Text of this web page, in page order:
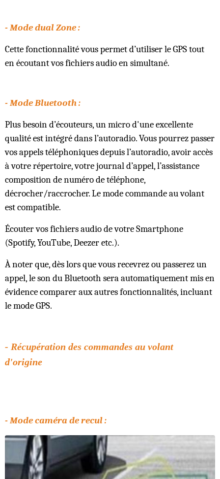
- Mode dual Zone :
Cette fonctionnalité vous permet d’utiliser le GPS tout
en écoutant vos fichiers audio en simultané.
- Mode Bluetooth :
Plus besoin d’écouteurs, un micro d'une excellente
qualité est intégré dans l’autoradio. Vous pourrez passer
vos appels téléphoniques depuis l’autoradio, avoir accès
à votre répertoire, votre journal d’appel, l’assistance
composition de numéro de téléphone,
décrocher/raccrocher. Le mode commande au volant
est compatible.
Écouter vos fichiers audio de votre Smartphone
(Spotify, YouTube, Deezer etc.).
À noter que, dès lors que vous recevrez ou passerez un
appel, le son du Bluetooth sera automatiquement mis en
évidence comparer aux autres fonctionnalités, incluant
le mode GPS.
- Récupération des commandes au volant
d'origine
- Mode caméra de recul :